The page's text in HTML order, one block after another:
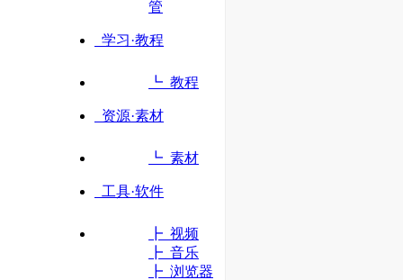
管
学习·教程
┗ 教程
资源·素材
┗ 素材
工具·软件
┣ 视频
┣ 音乐
┣ 浏览器